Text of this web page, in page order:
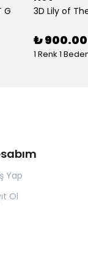
G 3D Lily of
₺ 900.00
1 Renk 1
Yap
Ol